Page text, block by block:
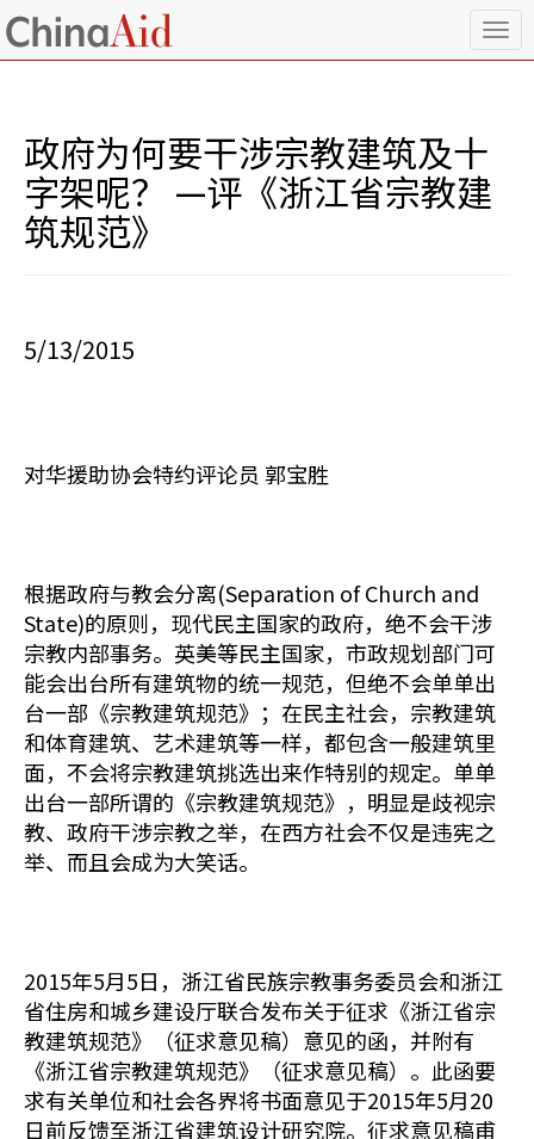
T
o
政府为何要干涉宗教建筑及十
字架呢？ —评《浙江省宗教建
筑规范》
5/13/2015
对华援助协会特约评论员 郭宝胜
根据政府与教会分离(Separation of Church and
State)的原则，现代民主国家的政府，绝不会干涉
宗教内部事务。英美等民主国家，市政规划部门可
能会出台所有建筑物的统一规范，但绝不会单单出
台一部《宗教建筑规范》；在民主社会，宗教建筑
和体育建筑、艺术建筑等一样，都包含一般建筑里
面，不会将宗教建筑挑选出来作特别的规定。单单
出台一部所谓的《宗教建筑规范》，明显是歧视宗
教、政府干涉宗教之举，在西方社会不仅是违宪之
举、而且会成为大笑话。
2015年5月5日，浙江省民族宗教事务委员会和浙江
省住房和城乡建设厅联合发布关于征求《浙江省宗
教建筑规范》（征求意见稿）意见的函，并附有
《浙江省宗教建筑规范》（征求意见稿）。此函要
求有关单位和社会各界将书面意见于2015年5月20
日前反馈至浙江省建筑设计研究院。征求意见稿甫